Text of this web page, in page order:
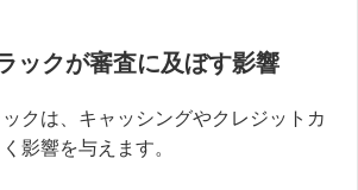
ックが審査に及ぼす影響
クは、キャッシングやクレジットカ
影響を与えます。